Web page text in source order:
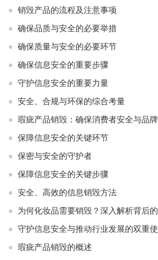
销毁产品的流程及注意事项
确保品质与安全的必要举措
确保质量与安全的必要环节
确保信息安全的重要步骤
守护信息安全的重要力量
安全、合规与环保的综合考量
瑕疵产品销毁：确保消费者安全与品
保障信息安全的关键环节
保密与安全的守护者
保障信息安全的关键步骤
安全、高效的信息销毁方法
为何化妆品需要销毁？深入解析背后
守护信息安全与推动行业发展的双重
瑕疵产品销毁的概述